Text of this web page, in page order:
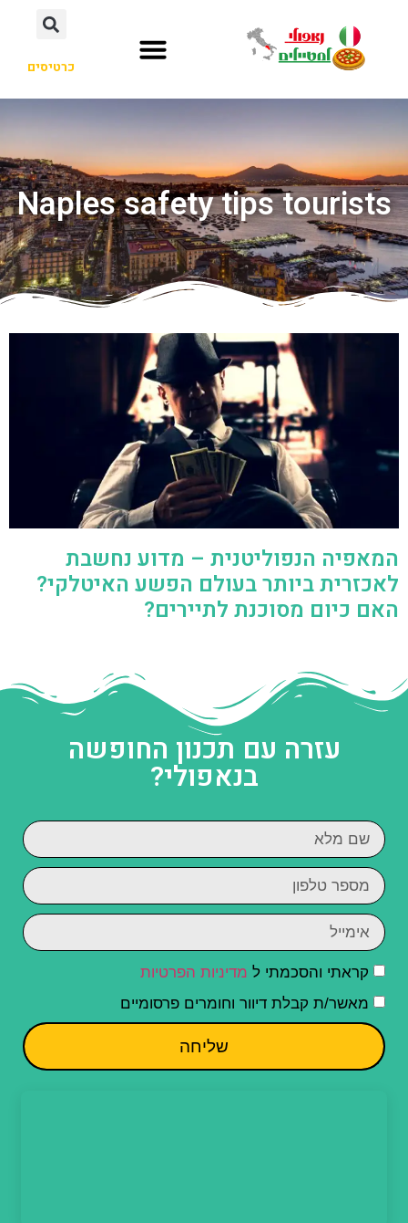
כרטיסים
Naples safety tips tourists
המאפיה הנפוליטנית – מדוע נחשבת
לאכזרית ביותר בעולם הפשע האיטלקי?
האם כיום מסוכנת לתיירים?
עזרה עם תכנון החופשה
בנאפולי?
קראתי והסכמתי ל מדיניות הפרטיות
מאשר/ת קבלת דיוור וחומרים פרסומיים
שליחה